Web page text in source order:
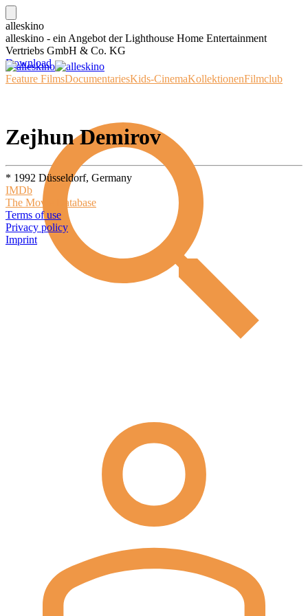
alleskino
alleskino - ein Angebot der Lighthouse Home Entertainment
Vertriebs GmbH & Co. KG
Download
Feature FilmsDocumentariesKids-CinemaKollektionenFilmclub
Zejhun Demirov
* 1992 Düsseldorf, Germany
IMDb
The Movie Database
Terms of use
Privacy policy
Imprint